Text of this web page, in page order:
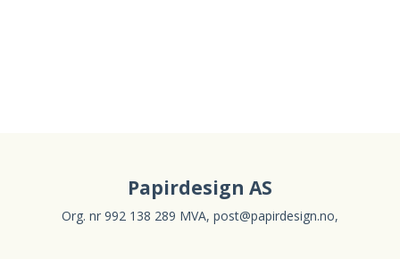
Papirdesign AS
Org. nr 992 138 289 MVA, post@papirdesign.no,